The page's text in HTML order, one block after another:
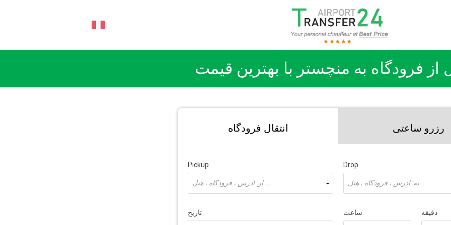
از فرودگاه به منچستر با بهترین قیمت
انتقال فرودگاه رزرو ساعتی
Pickup
از: آدرس ، فرودگاه ، هتل ...
Drop
به: آدرس ، فرودگاه ، هتل
تاریخ ساعت دقیقه